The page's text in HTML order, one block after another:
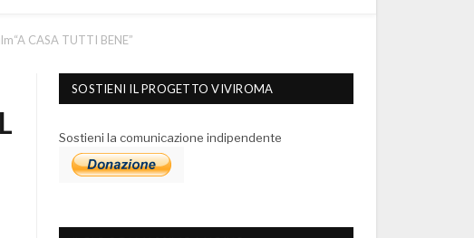
CASA TUTTI BENE”
SOSTIENI IL PROGETTO VIVIROMA
Sostieni la comunicazione indipendente